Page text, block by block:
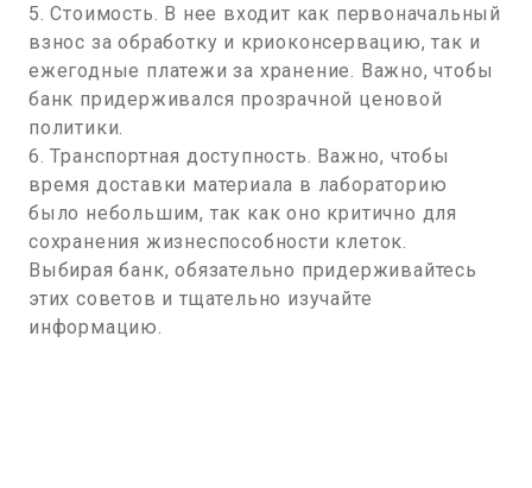
5. Стоимость. В нее входит как первоначальный
взнос за обработку и криоконсервацию, так и
ежегодные платежи за хранение. Важно, чтобы
банк придерживался прозрачной ценовой
политики.
6. Транспортная доступность. Важно, чтобы
время доставки материала в лабораторию
было небольшим, так как оно критично для
сохранения жизнеспособности клеток.
Выбирая банк, обязательно придерживайтесь
этих советов и тщательно изучайте
информацию.